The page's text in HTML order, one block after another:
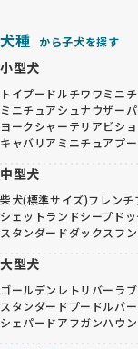
犬種 から子犬を探す
小型犬
トイプードルチワワミニ
ミニチュアシュナウザー
ヨークシャーテリアビシ
キャバリア ミニチュアプ
中型犬
柴犬(標準サイズ)フレンチ
シェットランドシープド
スタンダードダックスフ
大型犬
ゴールデンレトリバー ラ
スタンダードプードルバ
シェパードアフガンハウ